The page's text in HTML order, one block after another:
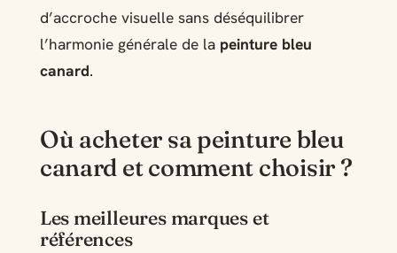
d’accroche visuelle sans déséquilibrer
l’harmonie générale de la peinture bleu
canard.
Où acheter sa peinture bleu
canard et comment choisir ?
Les meilleures marques et
références